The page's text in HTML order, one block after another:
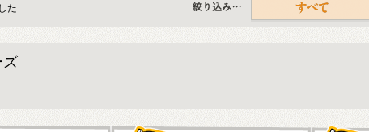
た
すべて
ズ